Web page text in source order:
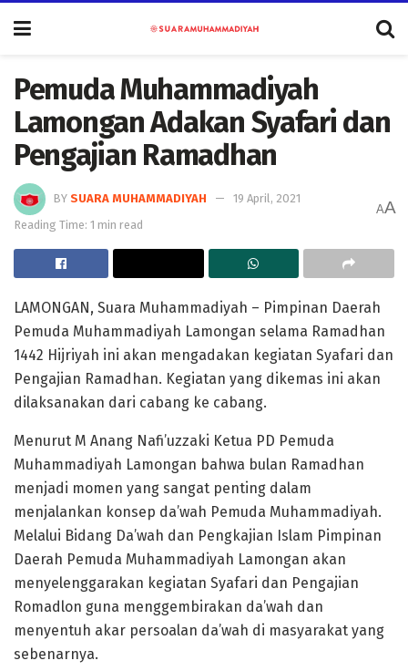
Pemuda Muhammadiyah
Lamongan Adakan Syafari dan
Pengajian Ramadhan
BY SUARA MUHAMMADIYAH
19 April, 2021
Reading Time: 1 min read
AA
LAMONGAN, Suara Muhammadiyah – Pimpinan Daerah
Pemuda Muhammadiyah Lamongan selama Ramadhan
1442 Hijriyah ini akan mengadakan kegiatan Syafari dan
Pengajian Ramadhan. Kegiatan yang dikemas ini akan
dilaksanakan dari cabang ke cabang.
Menurut M Anang Nafi’uzzaki Ketua PD Pemuda
Muhammadiyah Lamongan bahwa bulan Ramadhan
menjadi momen yang sangat penting dalam
menjalankan konsep da’wah Pemuda Muhammadiyah.
Melalui Bidang Da’wah dan Pengkajian Islam Pimpinan
Daerah Pemuda Muhammadiyah Lamongan akan
menyelenggarakan kegiatan Syafari dan Pengajian
Romadlon guna menggembirakan da’wah dan
menyentuh akar persoalan da’wah di masyarakat yang
sebenarnya.